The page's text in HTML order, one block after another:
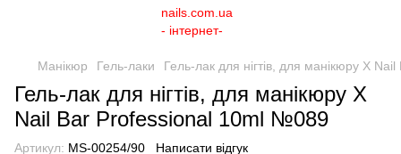
Манікюр Гель-лаки Гель-лак для нігтів, для манікюру X
Гель-лак для нігтів, для манікюру X
Nail Bar Professional 10ml №089
Артикул: MS-00254/90 Написати відгук